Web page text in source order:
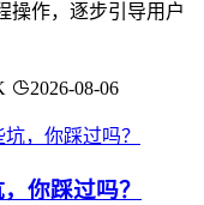
操作，逐步引导用户
2026-08-06
你踩过吗？